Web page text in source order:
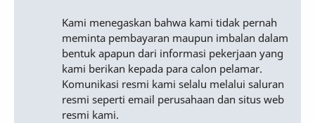
Kami menegaskan bahwa kami tidak pernah
meminta pembayaran maupun imbalan dalam
bentuk apapun dari informasi pekerjaan yang
kami berikan kepada para calon pelamar.
Komunikasi resmi kami selalu melalui saluran
resmi seperti email perusahaan dan situs web
resmi kami.